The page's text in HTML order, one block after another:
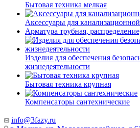
Бытовая техника мелкая
Аксессуары для
Арматура трубная,
Изделия для обеспечения
жизнедеятельности
Бытовая техника крупная
Компенсаторы сантехнические
info@3fazy.ru